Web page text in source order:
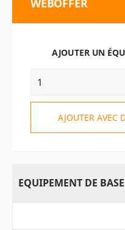
WEBOFFER
AJOUTER UN
AJOUTER AVEC
EQUIPEMENT DE